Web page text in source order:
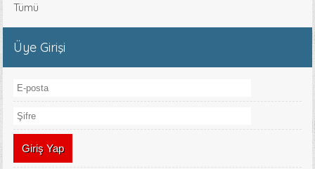
Tümü
Üye Girişi